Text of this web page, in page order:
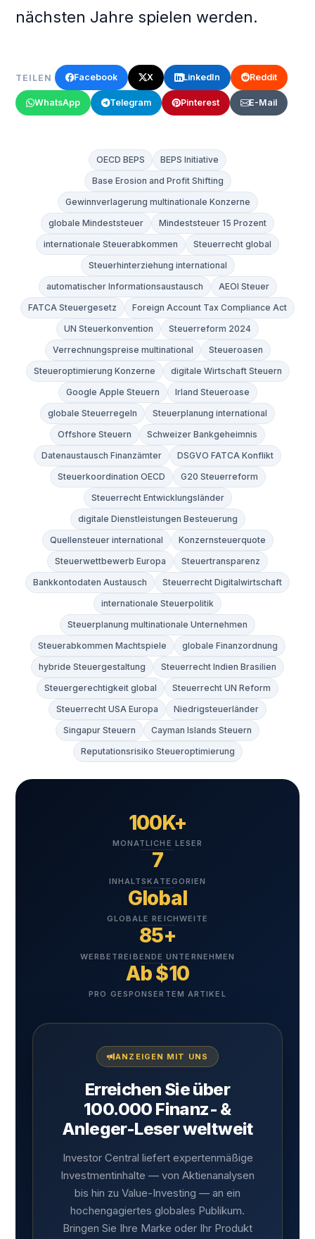
nächsten Jahre spielen werden.
TEILEN Facebook X LinkedIn Reddit
WhatsApp Telegram Pinterest E-Mail
OECD BEPS
BEPS Initiative
Base Erosion and Profit Shifting
Gewinnverlagerung multinationale Konzerne
globale Mindeststeuer
Mindeststeuer 15 Prozent
internationale Steuerabkommen
Steuerrecht global
Steuerhinterziehung international
automatischer Informationsaustausch
AEOI Steuer
FATCA Steuergesetz
Foreign Account Tax Compliance Act
UN Steuerkonvention
Steuerreform 2024
Verrechnungspreise multinational
Steueroasen
Steueroptimierung Konzerne
digitale Wirtschaft Steuern
Google Apple Steuern
Irland Steueroase
globale Steuerregeln
Steuerplanung international
Offshore Steuern
Schweizer Bankgeheimnis
Datenaustausch Finanzämter
DSGVO FATCA Konflikt
Steuerkoordination OECD
G20 Steuerreform
Steuerrecht Entwicklungsländer
digitale Dienstleistungen Besteuerung
Quellensteuer international
Konzernsteuerquote
Steuerwettbewerb Europa
Steuertransparenz
Bankkontodaten Austausch
Steuerrecht Digitalwirtschaft
internationale Steuerpolitik
Steuerplanung multinationale Unternehmen
Steuerabkommen Machtspiele
globale Finanzordnung
hybride Steuergestaltung
Steuerrecht Indien Brasilien
Steuergerechtigkeit global
Steuerrecht UN Reform
Steuerrecht USA Europa
Niedrigsteuerländer
Singapur Steuern
Cayman Islands Steuern
Reputationsrisiko Steueroptimierung
100K+
MONATLICHE LESER
7
INHALTSKATEGORIEN
Global
GLOBALE REICHWEITE
85+
WERBETREIBENDE UNTERNEHMEN
Ab $10
PRO GESPONSERTEM ARTIKEL
ANZEIGEN MIT UNS
Erreichen Sie über
100.000 Finanz- &
Anleger-Leser weltweit
Investor Central liefert expertenmäßige
Investmentinhalte — von Aktienanalysen
bis hin zu Value-Investing — an ein
hochengagiertes globales Publikum.
Bringen Sie Ihre Marke oder Ihr Produkt